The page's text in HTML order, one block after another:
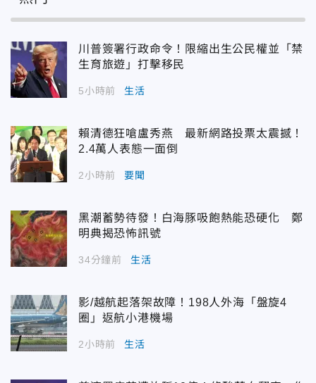
川普簽署行政命令！限縮出生公民權並「禁
生育旅遊」打擊移民
5小時前 生活
賴清德狂嗆盧秀燕 最新網路投票太震撼！
2.4萬人表態一面倒
2小時前 要聞
黑潮蓄勢待發！白海豚吸飽熱能恐硬化 鄭
明典揭恐怖訊號
34分鐘前 生活
影/越航起落架故障！198人外海「盤旋4
圈」返航小港機場
2小時前 生活